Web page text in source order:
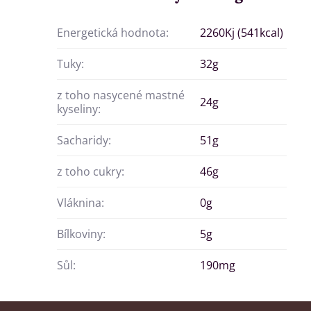
Energetická hodnota: 2260Kj (541kcal)
Tuky: 32g
z toho nasycené mastné
kyseliny:
24g
Sacharidy: 51g
z toho cukry: 46g
Vláknina: 0g
Bílkoviny: 5g
Sůl: 190mg